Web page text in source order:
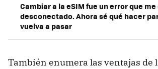
Cambiar a la eSIM fue un error que
desconectado. Ahora sé qué hacer
vuelva a pasar
También enumera las ventajas de